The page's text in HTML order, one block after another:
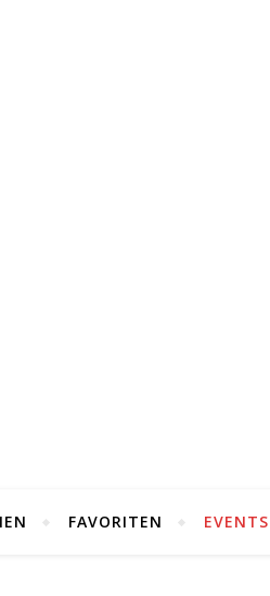
FAVORITEN EVENTS